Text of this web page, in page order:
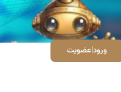
ورود|عضویت